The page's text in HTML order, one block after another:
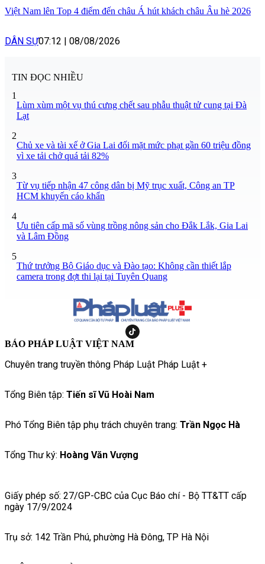
Việt Nam lên Top 4 điểm đến châu Á hút khách châu Âu hè 2026
DÂN SỰ07:12 08/08/2026
TIN ĐỌC NHIỀU
1
Lùm xùm một vụ thú cưng chết sau phẫu thuật tử cung tại Đà
Lạt
2
Chủ xe và tài xế ở Gia Lai đối mặt mức phạt gần 60 triệu đồng
vì xe tải chở quá tải 82%
3
Từ vụ tiếp nhận 47 công dân bị Mỹ trục xuất, Công an TP
HCM khuyến cáo khẩn
4
Ưu tiên cấp mã số vùng trồng nông sản cho Đắk Lắk, Gia Lai
và Lâm Đồng
5
Thứ trưởng Bộ Giáo dục và Đào tạo: Không cần thiết lắp
camera trong đợt thi lại tại Tuyên Quang
BÁO PHÁP LUẬT VIỆT NAM
Chuyên trang truyền thông Pháp Luật Pháp Luật +
Tổng Biên tập: Tiến sĩ Vũ Hoài Nam
Phó Tổng Biên tập phụ trách chuyên trang: Trần Ngọc Hà
Tổng Thư ký: Hoàng Văn Vượng
Giấy phép số: 27/GP-CBC của Cục Báo chí - Bộ TT&TT cấp
ngày 17/9/2024
Trụ sở: 142 Trần Phú, phường Hà Đông, TP Hà Nội